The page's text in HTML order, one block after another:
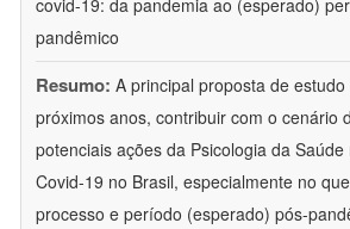
covid-19: da pandemia ao (esperado)
pandêmico
Resumo: A principal proposta de
próximos anos, contribuir com o cenário
potenciais ações da Psicologia da
Covid-19 no Brasil, especialmente no
processo e período (esperado) pós-